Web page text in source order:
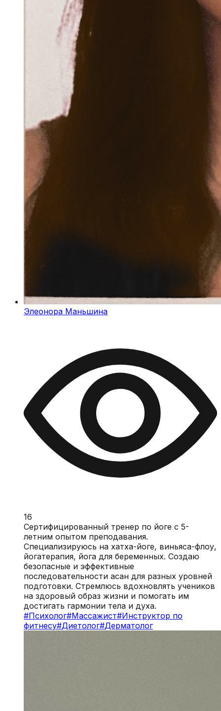
Элеонора Маньшина
16
Сертифицированный тренер по йоге с 5-
летним опытом преподавания.
Специализируюсь на хатха-йоге, виньяса-флоу,
йогатерапия, йога для беременных. Создаю
безопасные и эффективные
последовательности асан для разных уровней
подготовки. Стремлюсь вдохновлять учеников
на здоровый образ жизни и помогать им
достигать гармонии тела и духа.
#Психолог#Массажист#Инструктор по
фитнесу#Диетолог#Дерматолог